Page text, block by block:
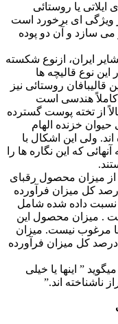
ایلاتی یا روستائی
ویژگی ای برخورد است
می سازد و آن دو پوده
ایران، ازنوع شکسته
نوع قالیچه ها
روستائی نیز
هندسی است
از تخته پوست گسترده
خزنده الهام
ولی این اشکال با
که این نگاره ها را
از میزان محصول رقبای
در ایل خمسه کمتر است. برآورد ۱۵ درصد کل میزان فرآورده
صفحه ۳۱۶ به آنها نسبت داده شده شامل
. میزان محصول این
مرغوب نیست. میزان
فرآورده ایل قشقایی به تنهایی شاید ۶ یا ۷ درصد کل میزان فرآورده
” اینها یا خیلی
ناشناخته اند.”